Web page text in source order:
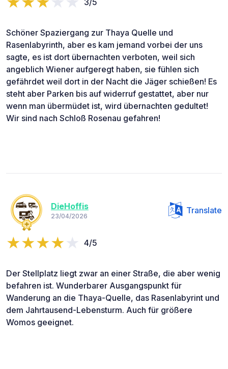
Schöner Spaziergang zur Thaya Quelle und
Rasenlabyrinth, aber es kam jemand vorbei der uns
sagte, es ist dort übernachten verboten, weil sich
angeblich Wiener aufgeregt haben, sie fühlen sich
gefährdet weil dort in der Nacht die Jäger schießen! Es
steht aber Parken bis auf widerruf gestattet, aber nur
wenn man übermüdet ist, wird übernachten gedultet!
Wir sind nach Schloß Rosenau gefahren!
DieHoffis
23/04/2026
Translate
4/5
Der Stellplatz liegt zwar an einer Straße, die aber wenig
befahren ist. Wunderbarer Ausgangspunkt für
Wanderung an die Thaya-Quelle, das Rasenlabyrint und
dem Jahrtausend-Lebensturm. Auch für größere
Womos geeignet.